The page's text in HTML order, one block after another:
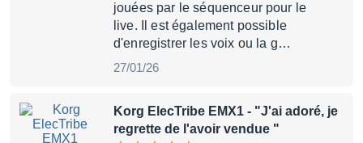
jouées par le séquenceur pour le
live. Il est également possible
d'enregistrer les voix ou la g…
27/01/26
Korg ElecTribe EMX1 - "J'ai adoré, je
regrette de l'avoir vendue "